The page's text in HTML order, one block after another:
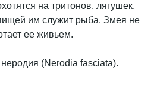
на тритонов, лягушек,
им служит рыба. Змея не
ее живьем.